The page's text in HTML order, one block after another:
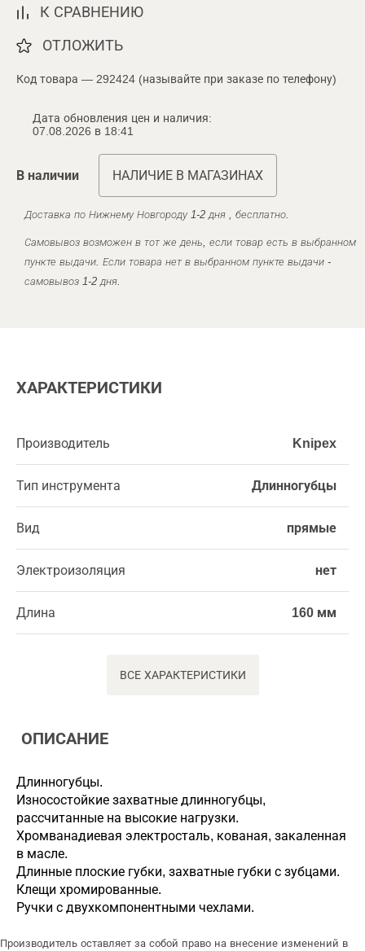
К СРАВНЕНИЮ
ОТЛОЖИТЬ
Код товара — 292424 (называйте при заказе по телефону)
Дата обновления цен и наличия:
07.08.2026 в 18:41
В наличии НАЛИЧИЕ В МАГАЗИНАХ
Доставка по Нижнему Новгороду 1-2 дня , бесплатно.
Самовывоз возможен в тот же день, если товар есть в выбранном
пункте выдачи. Если товара нет в выбранном пункте выдачи -
самовывоз 1-2 дня.
ХАРАКТЕРИСТИКИ
Производитель Knipex
Тип инструмента Длинногубцы
Вид прямые
Электроизоляция нет
Длина 160 мм
ВСЕ ХАРАКТЕРИСТИКИ
ОПИСАНИЕ
Длинногубцы.
Износостойкие захватные длинногубцы,
рассчитанные на высокие нагрузки.
Хромванадиевая электросталь, кованая, закаленная
в масле.
Длинные плоские губки, захватные губки с зубцами.
Клещи хромированные.
Ручки с двухкомпонентными чехлами.
Производитель оставляет за собой право на внесение изменений в